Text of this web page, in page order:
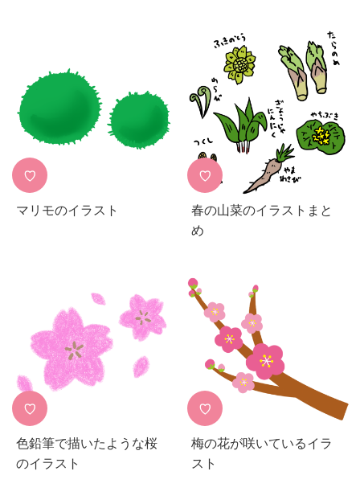
♡
マリモのイラスト
♡
春の山菜のイラストまと
め
♡
色鉛筆で描いたような桜
のイラスト
♡
梅の花が咲いているイラ
スト